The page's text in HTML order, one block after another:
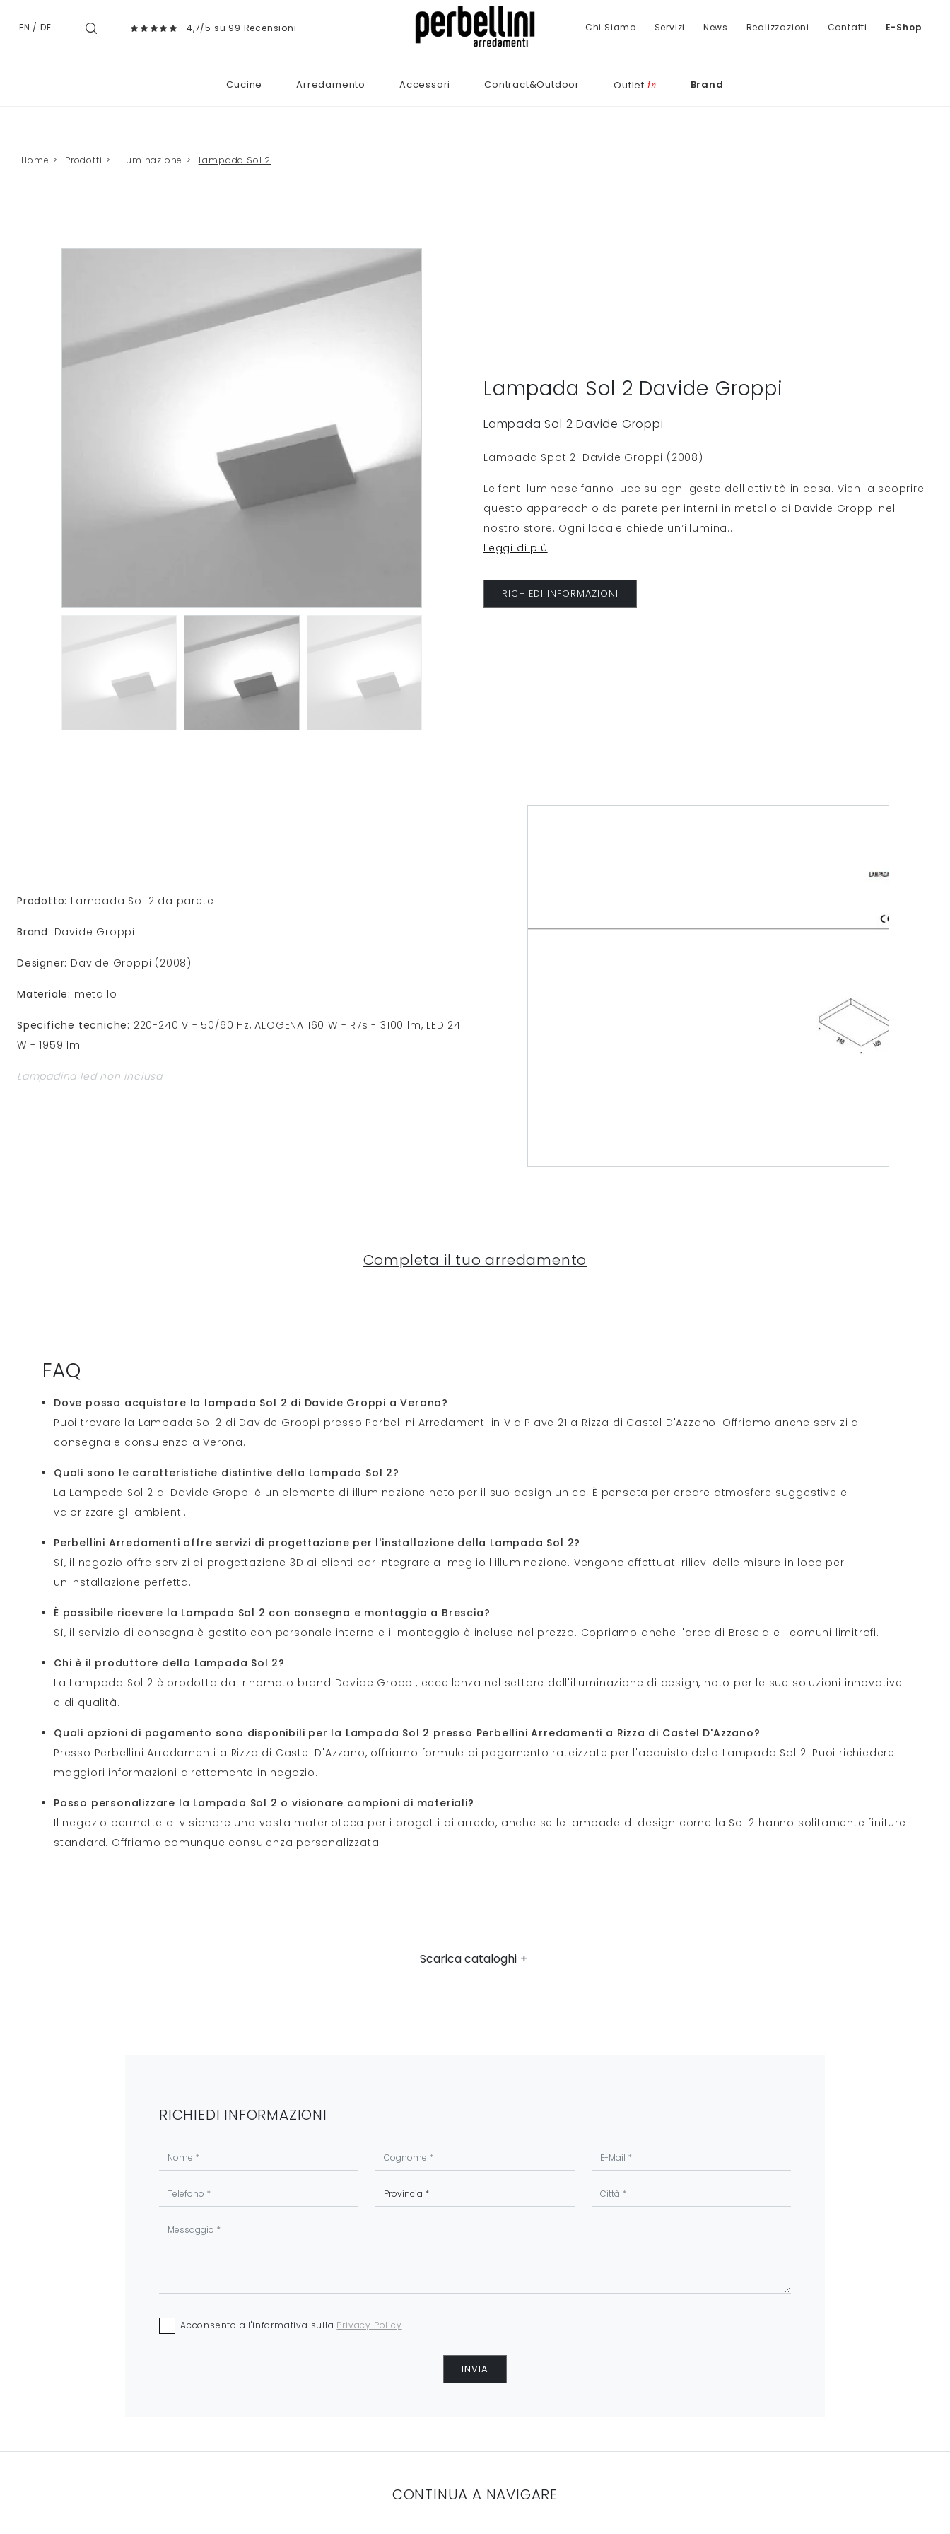
Chi Siamo Servizi News Realizzazioni Contatti E-Shop
EN / DE 4,7/5 su 99 Recensioni
Cucine Arredamento Accessori Contract&Outdoor Outlet in Brand
Home > Prodotti > Illuminazione > Lampada Sol 2
Lampada Sol 2 Davide Groppi
Lampada Sol 2 Davide Groppi
Lampada Spot 2: Davide Groppi (2008)
Le fonti luminose fanno luce su ogni gesto dell'attività in casa. Vieni a scoprire
questo apparecchio da parete per interni in metallo di Davide Groppi nel
nostro store. Ogni locale chiede un’illumina...
Leggi di più
RICHIEDI INFORMAZIONI
Prodotto: Lampada Sol 2 da parete
Brand: Davide Groppi
Designer: Davide Groppi (2008)
Materiale: metallo
Specifiche tecniche: 220-240 V - 50/60 Hz, ALOGENA 160 W - R7s - 3100 lm, LED 24
W - 1959 lm
Lampadina led non inclusa
Completa il tuo arredamento
FAQ
Dove posso acquistare la lampada Sol 2 di Davide Groppi a Verona?
Puoi trovare la Lampada Sol 2 di Davide Groppi presso Perbellini Arredamenti in Via Piave 21 a Rizza di Castel D'Azzano. Offriamo anche servizi di
consegna e consulenza a Verona.
Quali sono le caratteristiche distintive della Lampada Sol 2?
La Lampada Sol 2 di Davide Groppi è un elemento di illuminazione noto per il suo design unico. È pensata per creare atmosfere suggestive e
valorizzare gli ambienti.
Perbellini Arredamenti offre servizi di progettazione per l'installazione della Lampada Sol 2?
Sì, il negozio offre servizi di progettazione 3D ai clienti per integrare al meglio l'illuminazione. Vengono effettuati rilievi delle misure in loco per
un'installazione perfetta.
È possibile ricevere la Lampada Sol 2 con consegna e montaggio a Brescia?
Sì, il servizio di consegna è gestito con personale interno e il montaggio è incluso nel prezzo. Copriamo anche l'area di Brescia e i comuni limitrofi.
Chi è il produttore della Lampada Sol 2?
La Lampada Sol 2 è prodotta dal rinomato brand Davide Groppi, eccellenza nel settore dell'illuminazione di design, noto per le sue soluzioni innovative
e di qualità.
Quali opzioni di pagamento sono disponibili per la Lampada Sol 2 presso Perbellini Arredamenti a Rizza di Castel D'Azzano?
Presso Perbellini Arredamenti a Rizza di Castel D'Azzano, offriamo formule di pagamento rateizzate per l'acquisto della Lampada Sol 2. Puoi richiedere
maggiori informazioni direttamente in negozio.
Posso personalizzare la Lampada Sol 2 o visionare campioni di materiali?
Il negozio permette di visionare una vasta materioteca per i progetti di arredo, anche se le lampade di design come la Sol 2 hanno solitamente finiture
standard. Offriamo comunque consulenza personalizzata.
Scarica cataloghi
RICHIEDI INFORMAZIONI
Acconsento all'informativa sulla Privacy Policy
INVIA
CONTINUA A NAVIGARE